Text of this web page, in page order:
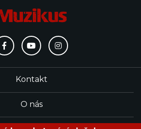
Kontakt
O nás